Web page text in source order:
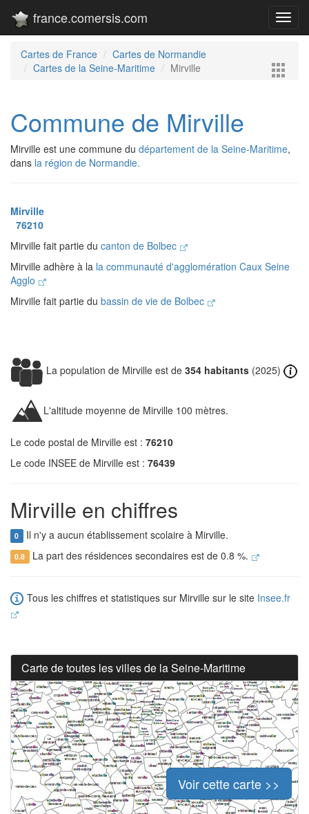
france.comersis.com
Cartes de France
Cartes de Normandie
Cartes de la Seine-Maritime
Mirville
Commune de Mirville
Mirville est une commune du département de la Seine-Maritime,
dans la région de Normandie.
Mirville
76210
Mirville fait partie du canton de Bolbec
Mirville adhère à la la communauté d'agglomération Caux Seine
Agglo
Mirville fait partie du bassin de vie de Bolbec
La population de Mirville est de 354 habitants (2025)
L'altitude moyenne de Mirville 100 mètres.
Le code postal de Mirville est : 76210
Le code INSEE de Mirville est : 76439
Mirville en chiffres
0 Il n'y a aucun établissement scolaire à Mirville.
0.8 La part des résidences secondaires est de 0.8 %.
Tous les chiffres et statistiques sur Mirville sur le site Insee.fr
Carte de toutes les villes de la Seine-Maritime
Voir cette carte >>